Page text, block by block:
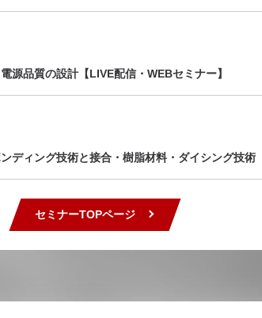
源品質の設計【LIVE配信・WEBセミナー】
ディング技術と接合・樹脂材料・ダイシング技術
セミナーTOPページ